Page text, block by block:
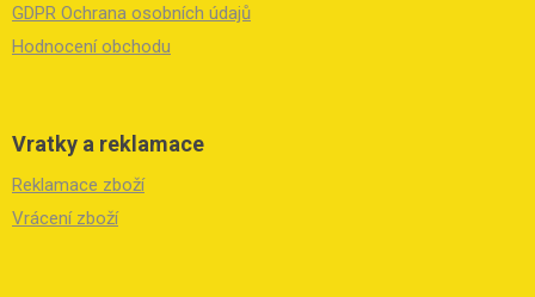
GDPR Ochrana osobních údajů
Hodnocení obchodu
Vratky a reklamace
Reklamace zboží
Vrácení zboží